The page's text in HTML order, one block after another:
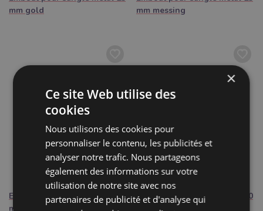
mm gold
mm messing
1,00€ / Pcs
Embout pour sangle métal 40
mm gold
1,00€ / Pcs
Embout pour sangle métal 40
mm black
×
Ce site Web utilise des
cookies
Nous utilisons des cookies pour
personnaliser le contenu, les publicités et
analyser notre trafic. Nous partageons
également des informations sur votre
utilisation de notre site avec nos
partenaires de publicité et d'analyse qui